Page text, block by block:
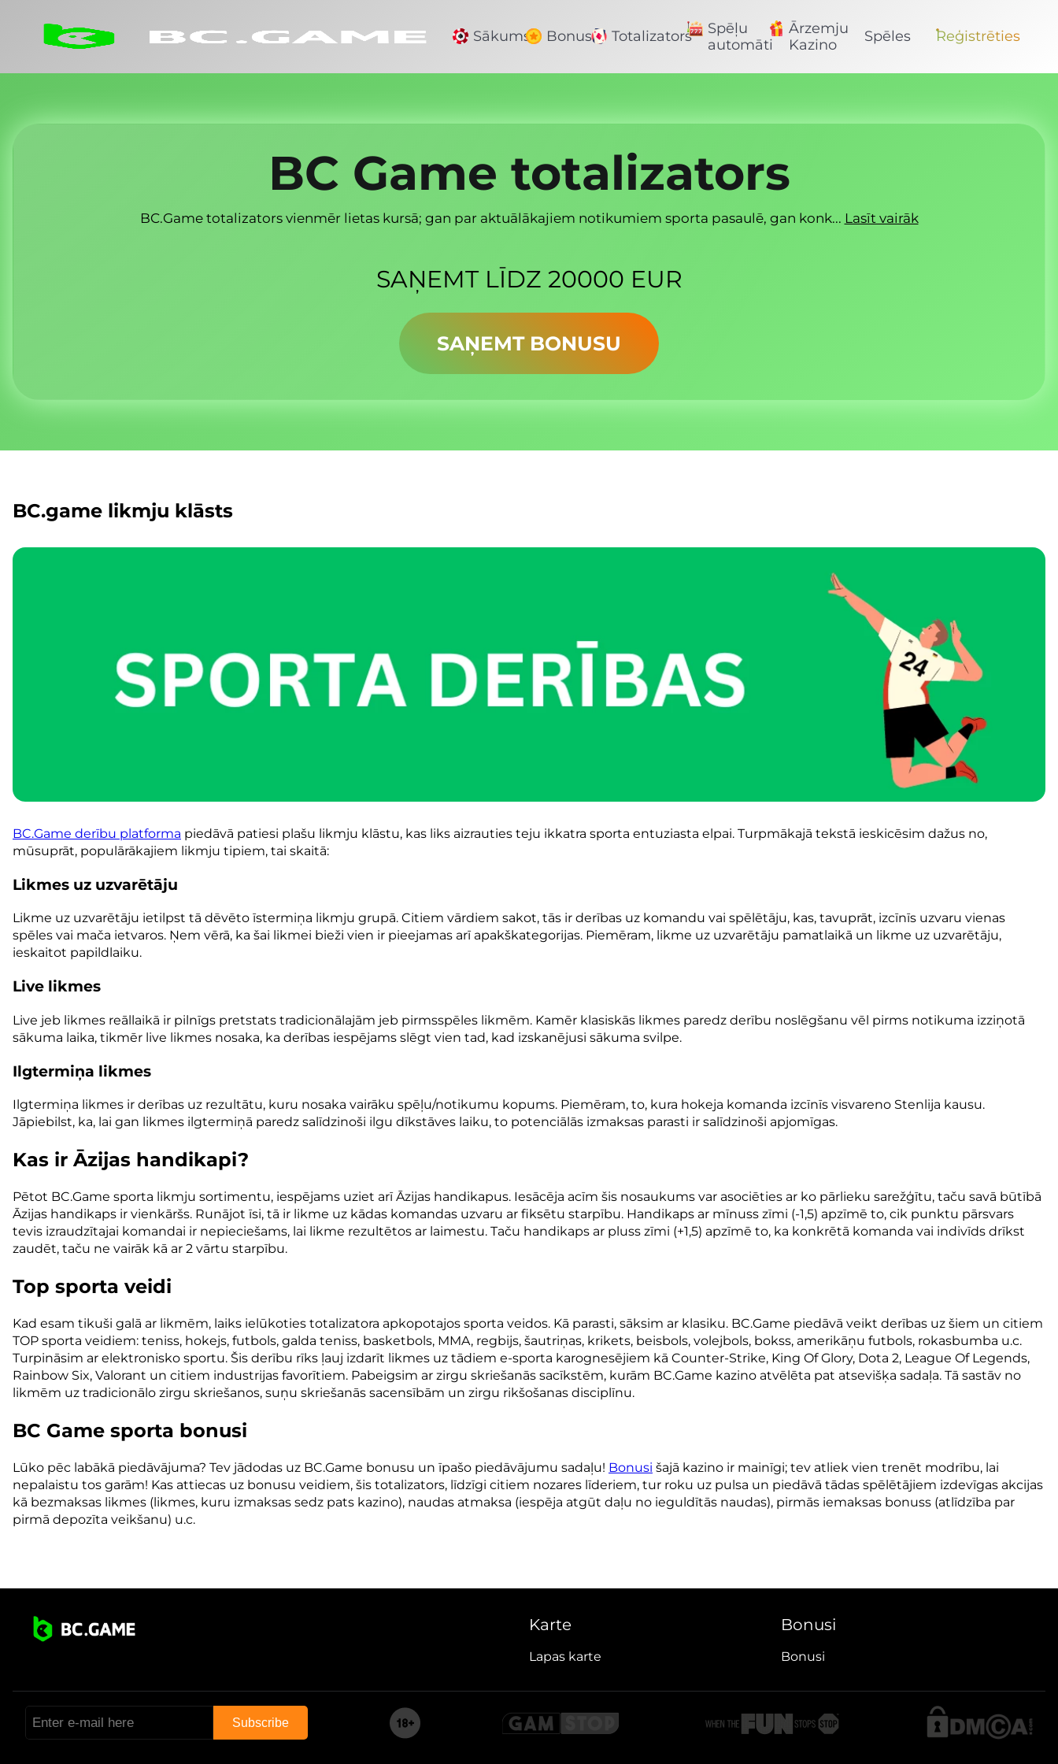
Sākums Bonusi Totalizators
Spēļu
automāti
Ārzemju
Kazino
Spēles Reģistrēties
BC Game totalizators
BC.Game totalizators vienmēr lietas kursā; gan par aktuālākajiem notikumiem sporta pasaulē, gan konk... Lasīt vairāk
SAŅEMT LĪDZ 20000 EUR
SAŅEMT BONUSU
BC.game likmju klāsts
BC.Game derību platforma piedāvā patiesi plašu likmju klāstu, kas liks aizrauties teju ikkatra sporta entuziasta elpai. Turpmākajā tekstā ieskicēsim dažus no,
mūsuprāt, populārākajiem likmju tipiem, tai skaitā:
Likmes uz uzvarētāju
Likme uz uzvarētāju ietilpst tā dēvēto īstermiņa likmju grupā. Citiem vārdiem sakot, tās ir derības uz komandu vai spēlētāju, kas, tavuprāt, izcīnīs uzvaru vienas
spēles vai mača ietvaros. Ņem vērā, ka šai likmei bieži vien ir pieejamas arī apakškategorijas. Piemēram, likme uz uzvarētāju pamatlaikā un likme uz uzvarētāju,
ieskaitot papildlaiku.
Live likmes
Live jeb likmes reāllaikā ir pilnīgs pretstats tradicionālajām jeb pirmsspēles likmēm. Kamēr klasiskās likmes paredz derību noslēgšanu vēl pirms notikuma izziņotā
sākuma laika, tikmēr live likmes nosaka, ka derības iespējams slēgt vien tad, kad izskanējusi sākuma svilpe.
Ilgtermiņa likmes
Ilgtermiņa likmes ir derības uz rezultātu, kuru nosaka vairāku spēļu/notikumu kopums. Piemēram, to, kura hokeja komanda izcīnīs visvareno Stenlija kausu.
Jāpiebilst, ka, lai gan likmes ilgtermiņā paredz salīdzinoši ilgu dīkstāves laiku, to potenciālās izmaksas parasti ir salīdzinoši apjomīgas.
Kas ir Āzijas handikapi?
Pētot BC.Game sporta likmju sortimentu, iespējams uziet arī Āzijas handikapus. Iesācēja acīm šis nosaukums var asociēties ar ko pārlieku sarežģītu, taču savā būtībā
Āzijas handikaps ir vienkāršs. Runājot īsi, tā ir likme uz kādas komandas uzvaru ar fiksētu starpību. Handikaps ar mīnuss zīmi (-1,5) apzīmē to, cik punktu pārsvars
tevis izraudzītajai komandai ir nepieciešams, lai likme rezultētos ar laimestu. Taču handikaps ar pluss zīmi (+1,5) apzīmē to, ka konkrētā komanda vai indivīds drīkst
zaudēt, taču ne vairāk kā ar 2 vārtu starpību.
Top sporta veidi
Kad esam tikuši galā ar likmēm, laiks ielūkoties totalizatora apkopotajos sporta veidos. Kā parasti, sāksim ar klasiku. BC.Game piedāvā veikt derības uz šiem un citiem
TOP sporta veidiem: teniss, hokejs, futbols, galda teniss, basketbols, MMA, regbijs, šautriņas, krikets, beisbols, volejbols, bokss, amerikāņu futbols, rokasbumba u.c.
Turpināsim ar elektronisko sportu. Šis derību rīks ļauj izdarīt likmes uz tādiem e-sporta karognesējiem kā Counter-Strike, King Of Glory, Dota 2, League Of Legends,
Rainbow Six, Valorant un citiem industrijas favorītiem. Pabeigsim ar zirgu skriešanās sacīkstēm, kurām BC.Game kazino atvēlēta pat atsevišķa sadaļa. Tā sastāv no
likmēm uz tradicionālo zirgu skriešanos, suņu skriešanās sacensībām un zirgu rikšošanas disciplīnu.
BC Game sporta bonusi
Lūko pēc labākā piedāvājuma? Tev jādodas uz BC.Game bonusu un īpašo piedāvājumu sadaļu! Bonusi šajā kazino ir mainīgi; tev atliek vien trenēt modrību, lai
nepalaistu tos garām! Kas attiecas uz bonusu veidiem, šis totalizators, līdzīgi citiem nozares līderiem, tur roku uz pulsa un piedāvā tādas spēlētājiem izdevīgas akcijas
kā bezmaksas likmes (likmes, kuru izmaksas sedz pats kazino), naudas atmaksa (iespēja atgūt daļu no ieguldītās naudas), pirmās iemaksas bonuss (atlīdzība par
pirmā depozīta veikšanu) u.c.
Karte
Lapas karte
Bonusi
Bonusi
Subscribe